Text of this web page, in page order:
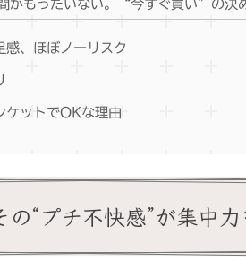
がもったいない。“今すぐ買い”の決
、ほぼノーリスク
ットでOKな理由
“プチ不快感”が集中